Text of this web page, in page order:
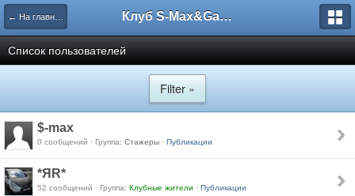
← На главную Клуб S-Max&Galaxy
Список пользователей
Filter »
$-max
0 сообщений · Группа: Стажеры · Публикации
*ЯR*
52 сообщений · Группа: Клубные жители · Публикации